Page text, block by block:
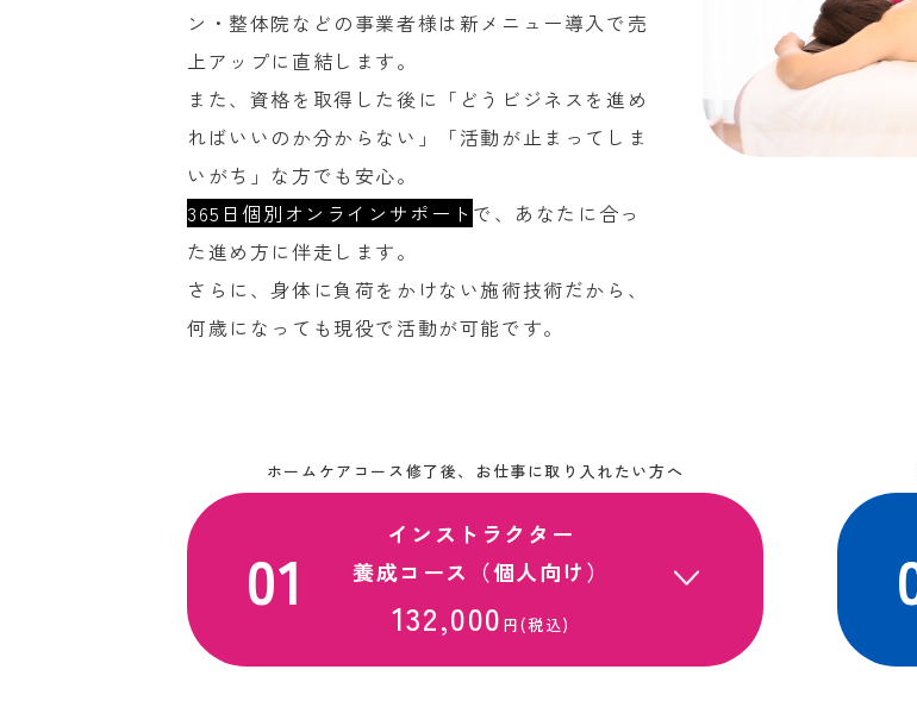
ン・整体院などの事業者様は新メニュー導入で売
上アップに直結します。
また、資格を取得した後に「どうビジネスを進め
ればいいのか分からない」「活動が止まってしま
いがち」な方でも安心。
365日個別オンラインサポート で、あなたに合っ
た進め方に伴走します。
さらに、身体に負荷をかけない施術技術だから、
何歳になっても現役で活動が可能です。
ホームケアコース修了後、 お仕事に取り入れたい方へ
インストラクター
養成コース（個人向け）
132,000 円(税込)